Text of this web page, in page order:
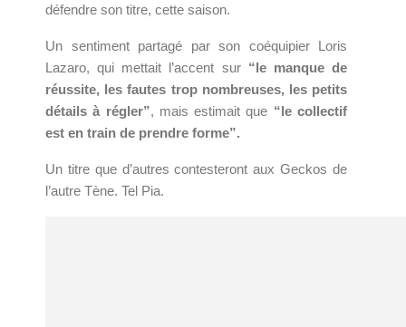
défendre son titre, cette saison.
Un sentiment partagé par son coéquipier Loris
Lazaro, qui mettait l’accent sur “le manque de
réussite, les fautes trop nombreuses, les petits
détails à régler”, mais estimait que “le collectif
est en train de prendre forme”.
Un titre que d’autres contesteront aux Geckos de
l’autre Tène. Tel Pia.